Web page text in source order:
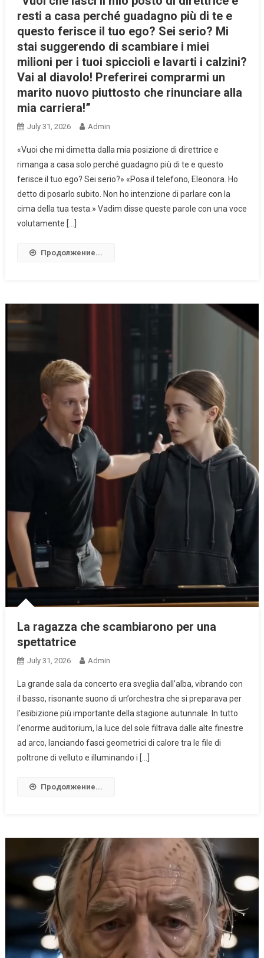
resti a casa perché guadagno più di te e
questo ferisce il tuo ego? Sei serio? Mi
stai suggerendo di scambiare i miei
milioni per i tuoi spiccioli e lavarti i calzini?
Vai al diavolo! Preferirei comprarmi un
marito nuovo piuttosto che rinunciare alla
mia carriera!”
July 31, 2026 Admin
«Vuoi che mi dimetta dalla mia posizione di direttrice e
rimanga a casa solo perché guadagno più di te e questo
ferisce il tuo ego? Sei serio?» «Posa il telefono, Eleonora. Ho
detto di posarlo subito. Non ho intenzione di parlare con la
cima della tua testa.» Vadim disse queste parole con una voce
volutamente […]
Продолжение...
La ragazza che scambiarono per una
spettatrice
July 31, 2026 Admin
La grande sala da concerto era sveglia dall’alba, vibrando con
il basso, risonante suono di un’orchestra che si preparava per
l’esibizione più importante della stagione autunnale. In tutto
l’enorme auditorium, la luce del sole filtrava dalle alte finestre
ad arco, lanciando fasci geometrici di calore tra le file di
poltrone di velluto e illuminando i […]
Продолжение...